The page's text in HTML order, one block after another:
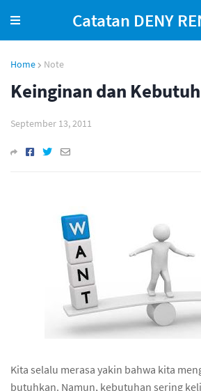
Catatan DENY
Home Note
Keinginan dan
September 13, 2011
Kita selalu merasa yakin bahwa kita
butuhkan. Namun, kebutuhan sering